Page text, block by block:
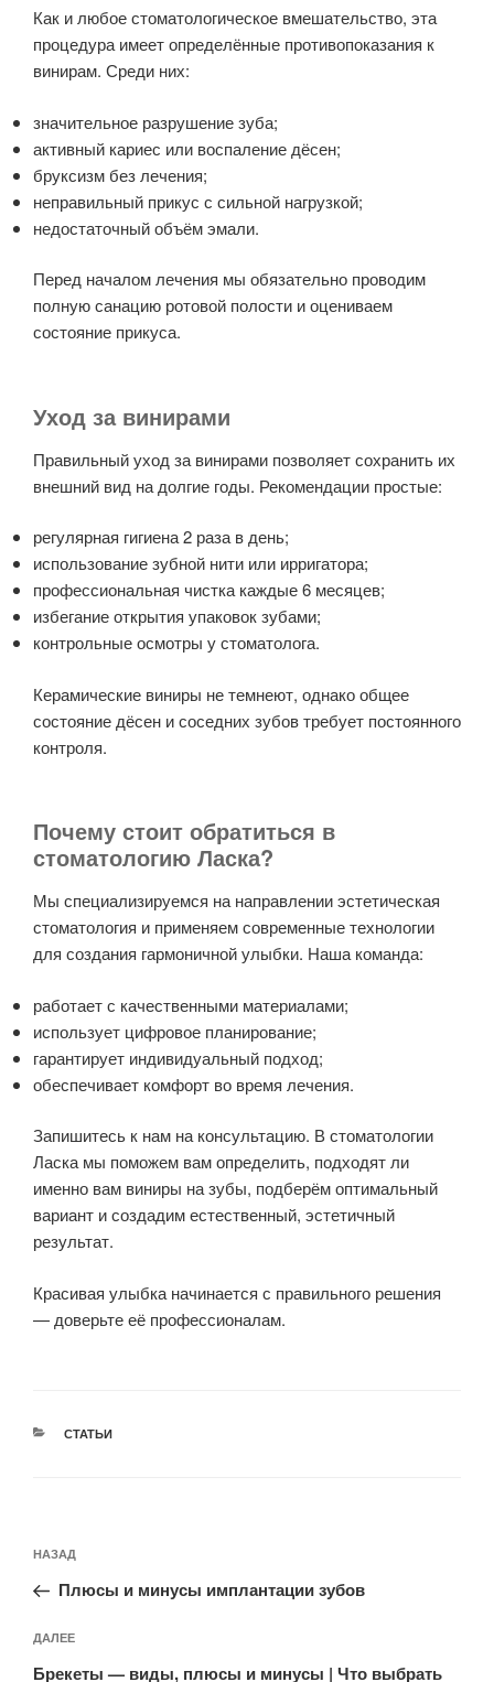
Как и любое стоматологическое вмешательство, эта
процедура имеет определённые противопоказания к
винирам. Среди них:
значительное разрушение зуба;
активный кариес или воспаление дёсен;
бруксизм без лечения;
неправильный прикус с сильной нагрузкой;
недостаточный объём эмали.
Перед началом лечения мы обязательно проводим
полную санацию ротовой полости и оцениваем
состояние прикуса.
Уход за винирами
Правильный уход за винирами позволяет сохранить их
внешний вид на долгие годы. Рекомендации простые:
регулярная гигиена 2 раза в день;
использование зубной нити или ирригатора;
профессиональная чистка каждые 6 месяцев;
избегание открытия упаковок зубами;
контрольные осмотры у стоматолога.
Керамические виниры не темнеют, однако общее
состояние дёсен и соседних зубов требует постоянного
контроля.
Почему стоит обратиться в
стоматологию Ласка?
Мы специализируемся на направлении эстетическая
стоматология и применяем современные технологии
для создания гармоничной улыбки. Наша команда:
работает с качественными материалами;
использует цифровое планирование;
гарантирует индивидуальный подход;
обеспечивает комфорт во время лечения.
Запишитесь к нам на консультацию. В стоматологии
Ласка мы поможем вам определить, подходят ли
именно вам виниры на зубы, подберём оптимальный
вариант и создадим естественный, эстетичный
результат.
Красивая улыбка начинается с правильного решения
— доверьте её профессионалам.
СТАТЬИ
НАЗАД
Плюсы и минусы имплантации зубов
ДАЛЕЕ
Брекеты — виды, плюсы и минусы | Что выбрать